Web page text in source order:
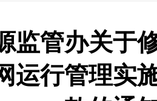
监管办关于
运行管理实